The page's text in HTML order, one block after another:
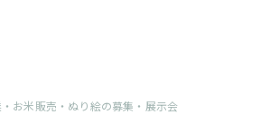
お米販売・ぬり絵の募集・展示会